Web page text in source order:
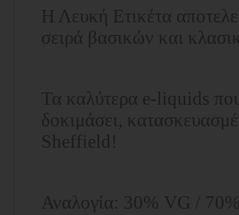
Η Λευκή Ετικέτα
σειρά βασικών και
Τα καλύτερα e-liquids που
δοκιμάσει,
Sheffield!
Αναλογία: 30% VG /